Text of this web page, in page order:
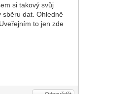
si takový svůj
sběru dat. Ohledně
to jen zde